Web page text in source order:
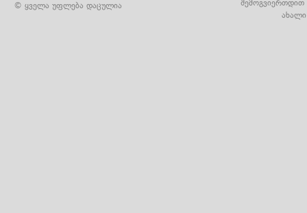
© ყველა უფლება დაცულია
შემოგვიერთდით
ახალი